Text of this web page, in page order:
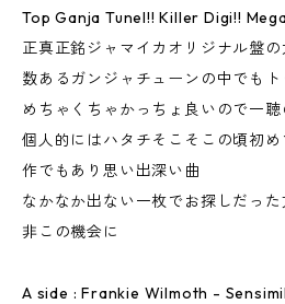
Top Ganja Tunel!! Killer Digi!!
正真正銘ジャマイカオリジナル盤
数あるガンジャチューンの中でも
めちゃくちゃかっちょ良いので一聴
個人的にはハタチそこそこの頃初
作でもあり思い出深い曲
なかなか出ない一枚でお探しだっ
非この機会に
A side : Frankie Wilmoth -